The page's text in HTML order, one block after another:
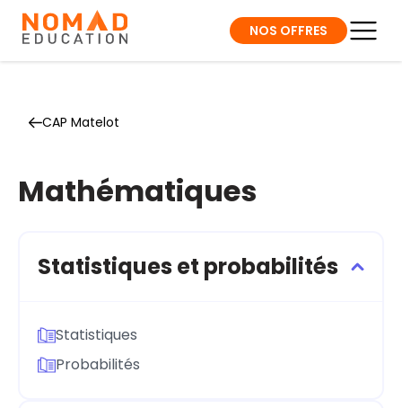
NOS OFFRES
CAP Matelot
Mathématiques
Statistiques et probabilités
Statistiques
Probabilités